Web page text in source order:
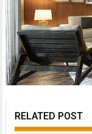
RELATED POST